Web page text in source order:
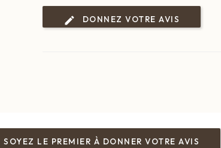
DONNEZ VOTRE AVIS
SOYEZ LE PREMIER À DONNER VOTRE AVIS